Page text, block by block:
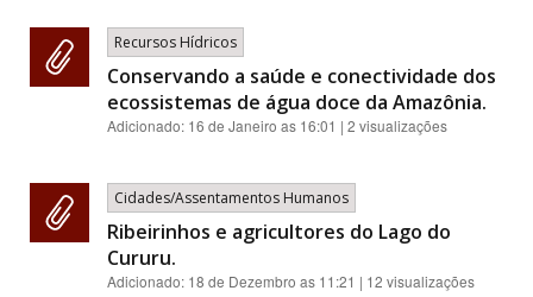
Recursos Hídricos
Conservando a saúde e conectividade dos
ecossistemas de água doce da Amazônia.
Adicionado: 16 de Janeiro as 16:01 | 2 visualizações
Cidades/Assentamentos Humanos
Ribeirinhos e agricultores do Lago do
Cururu.
Adicionado: 18 de Dezembro as 11:21 | 12 visualizações